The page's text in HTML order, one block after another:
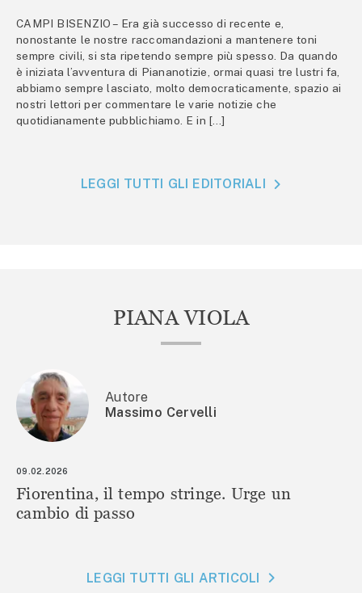
CAMPI BISENZIO – Era già successo di recente e,
nonostante le nostre raccomandazioni a mantenere toni
sempre civili, si sta ripetendo sempre più spesso. Da quando
è iniziata l’avventura di Piananotizie, ormai quasi tre lustri fa,
abbiamo sempre lasciato, molto democraticamente, spazio ai
nostri lettori per commentare le varie notizie che
quotidianamente pubblichiamo. E in […]
LEGGI TUTTI GLI EDITORIALI
PIANA VIOLA
Autore
Massimo Cervelli
09.02.2026
Fiorentina, il tempo stringe. Urge un
cambio di passo
LEGGI TUTTI GLI ARTICOLI